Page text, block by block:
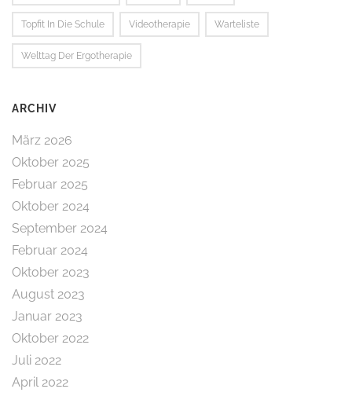
Topfit In Die Schule Videotherapie Warteliste
Welttag Der Ergotherapie
ARCHIV
März 2026
Oktober 2025
Februar 2025
Oktober 2024
September 2024
Februar 2024
Oktober 2023
August 2023
Januar 2023
Oktober 2022
Juli 2022
April 2022